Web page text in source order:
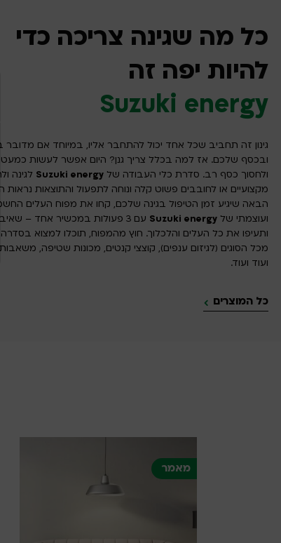
כל מה שגינה צריכה כדי
להיות יפה זה
Suzuki energy
גינון זה תחביב שכל אחד יכול להתחבר אליו, במיוחד אם מדובר
ובכסף שלכם. אז למה בכלל צריך גנן? היום אפשר לעשות כמעט
ולחסוך כסף רב. סדרת כלי העבודה של Suzuki energy לגינה
מקצועיים או לחובבים פשוט קלה ונוחה לתפעול והתוצאות נראות
הבאה שיגיע זמן הטיפול בגינה שלכם, קחו את מפוח העלים
ועוצמתי של Suzuki energy
עם 3 פעולות במכשיר אחד –
ותעיפו את כל העלים והלכלוך. חוץ מהמפוח, תוכלו למצוא בסדרה
מכל הסוגים (לגיזום ענפים), קוצצי קנטים, מכונות שטיפה, משאבות
ועוד ועוד.
כל המוצרים